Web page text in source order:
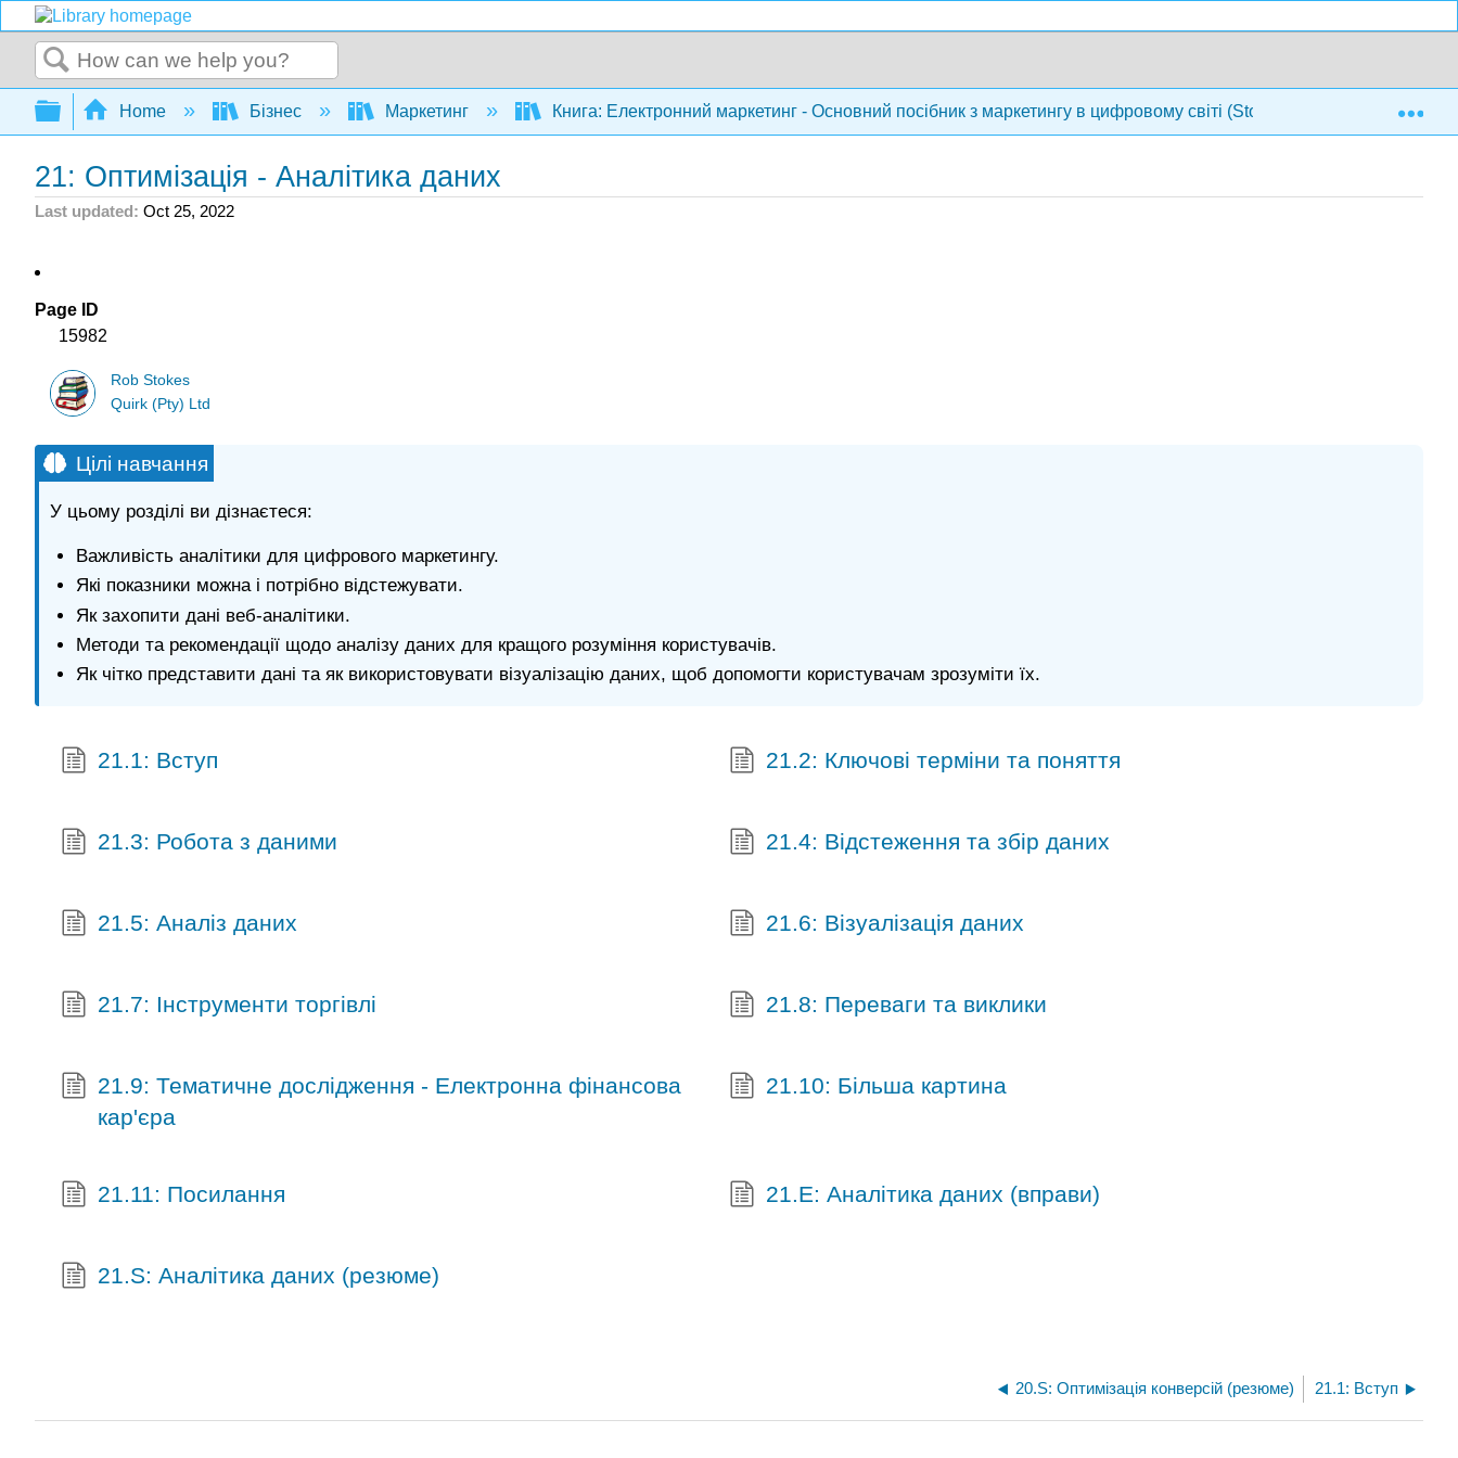
Search
Expand/collapse global hierarchy
Home Бізнес Маркетинг Книга: Електронний маркетинг - Основний посібник з маркетингу в цифровому світі (Stokes) 21:
21: Оптимізація - Аналітика даних
Last updated Oct 25, 2022
Page ID
15982
Rob Stokes
Quirk (Pty) Ltd
Цілі навчання
У цьому розділі ви дізнаєтеся:
Важливість аналітики для цифрового маркетингу.
Які показники можна і потрібно відстежувати.
Як захопити дані веб-аналітики.
Методи та рекомендації щодо аналізу даних для кращого розуміння користувачів.
Як чітко представити дані та як використовувати візуалізацію даних, щоб допомогти користувачам зрозуміти їх.
21.1: Вступ 21.2: Ключові терміни та поняття
21.3: Робота з даними 21.4: Відстеження та збір даних
21.5: Аналіз даних 21.6: Візуалізація даних
21.7: Інструменти торгівлі 21.8: Переваги та виклики
21.9: Тематичне дослідження - Електронна фінансова
кар'єра
21.10: Більша картина
21.11: Посилання 21.E: Аналітика даних (вправи)
21.S: Аналітика даних (резюме)
20.S: Оптимізація конверсій (резюме) 21.1: Вступ